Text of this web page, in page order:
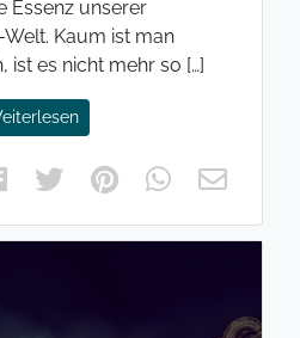
Essenz unserer
Kaum ist man
ist es nicht mehr so […]